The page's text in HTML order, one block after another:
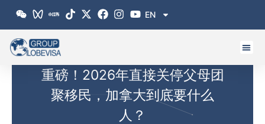
EN
重磅！2026年直接关停父母团
聚移民，加拿大到底要什么
人？